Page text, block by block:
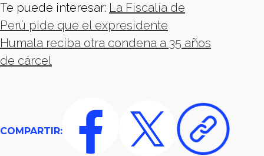
Te puede interesar: La Fiscalía de
Perú pide que el expresidente
Humala reciba otra condena a 35 años
de cárcel
COMPARTIR: